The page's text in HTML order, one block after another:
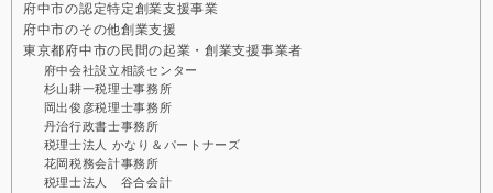
府中市の認定特定創業支援事業
府中市のその他創業支援
東京都府中市の民間の起業・創業支援事業者
府中会社設立相談センター
杉山耕一税理士事務所
岡出俊彦税理士事務所
丹治行政書士事務所
税理士法人 かなり＆パートナーズ
花岡税務会計事務所
税理士法人 谷合会計